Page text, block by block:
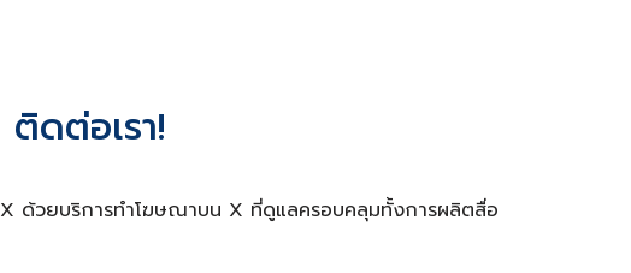
ดต่อเรา!
X ด้วยบริการทำโฆษณาบน X ที่ดูแลครอบคลุมทั้งการผลิตสื่อ